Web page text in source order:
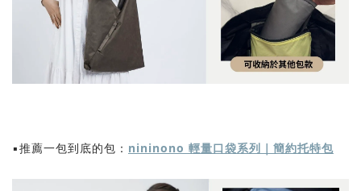
▪️推薦一包到底的包： nininono 輕量口袋系列｜簡約托特包